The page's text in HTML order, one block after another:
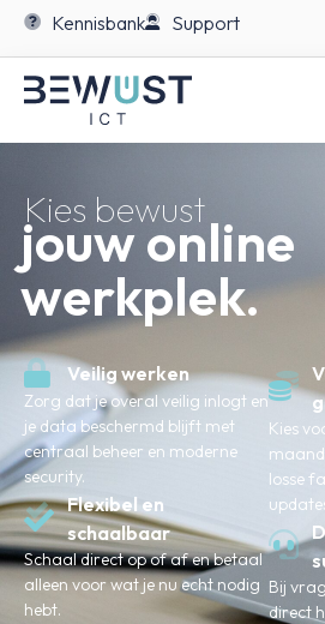
Kennisbank Support
Kies bewust
jouw online
werkplek.
Veilig werken
Zorg dat je overal veilig inlogt en
je data beschermd blijft met
centraal beheer en moderne
security.
Flexibel en
schaalbaar
Schaal direct op of af en betaal
alleen voor wat je nu echt nodig
hebt.
Kies
losse
Bij
direct